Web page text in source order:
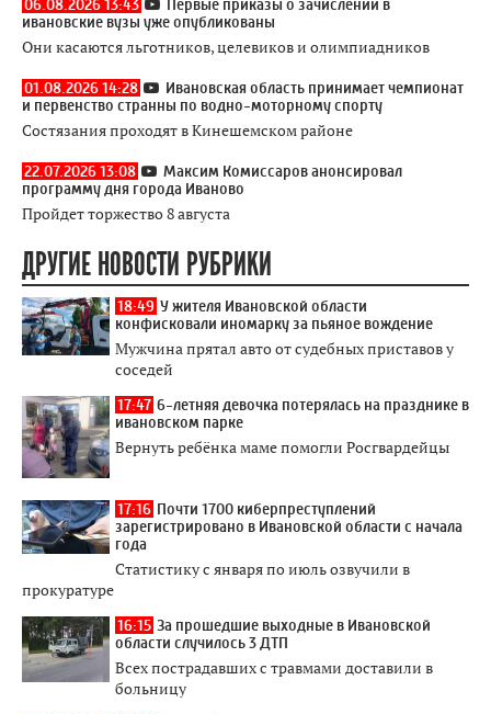
06.08.2026 13:43
Первые приказы о зачислении в
ивановские вузы уже опубликованы
Они касаются льготников, целевиков и олимпиадников
01.08.2026 14:28
Ивановская область принимает чемпионат
и первенство странны по водно-моторному спорту
Состязания проходят в Кинешемском районе
22.07.2026 13:08
Максим Комиссаров анонсировал
программу дня города Иваново
Пройдет торжество 8 августа
ДРУГИЕ НОВОСТИ РУБРИКИ
18:49 У жителя Ивановской области
конфисковали иномарку за пьяное вождение
Мужчина прятал авто от судебных приставов у
соседей
17:47 6-летняя девочка потерялась на празднике в
ивановском парке
Вернуть ребёнка маме помогли Росгвардейцы
17:16 Почти 1700 киберпреступлений
зарегистрировано в Ивановской области с начала
года
Статистику с января по июль озвучили в
прокуратуре
16:15 За прошедшие выходные в Ивановской
области случилось 3 ДТП
Всех пострадавших с травмами доставили в
больницу